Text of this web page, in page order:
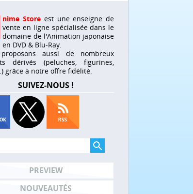
nime Store est une enseigne de
vente en ligne spécialisée dans le
domaine de l'Animation japonaise
en DVD & Blu-Ray.
aussi de nombreux
dérivés (peluches, figurines,
grâce à notre offre fidélité.
SUIVEZ-NOUS !
PREVIEW
NOUVEAUTÉS